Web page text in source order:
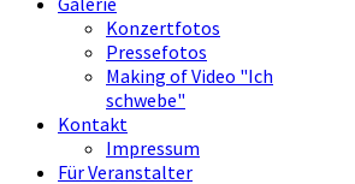
Konzertfotos
Pressefotos
Making of Video "Ich
schwebe"
Kontakt
Impressum
Für Veranstalter